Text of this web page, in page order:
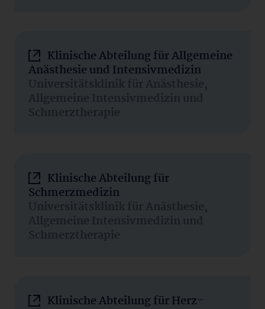
Klinische Abteilung für Allgemeine
Anästhesie und Intensivmedizin
Universitätsklinik für Anästhesie,
Allgemeine Intensivmedizin und
Schmerztherapie
Klinische Abteilung für
Schmerzmedizin
Universitätsklinik für Anästhesie,
Allgemeine Intensivmedizin und
Schmerztherapie
Klinische Abteilung für Herz-